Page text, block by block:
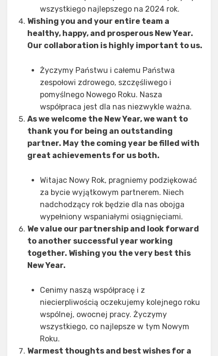
wszystkiego najlepszego na 2024 rok.
Wishing you and your entire team a
healthy, happy, and prosperous New Year.
Our collaboration is highly important to us.
Życzymy Państwu i całemu Państwa
zespołowi zdrowego, szczęśliwego i
pomyślnego Nowego Roku. Nasza
współpraca jest dla nas niezwykle ważna.
As we welcome the New Year, we want to
thank you for being an outstanding
partner. May the coming year be filled with
great achievements for us both.
Witajac Nowy Rok, pragniemy podziękować
za bycie wyjątkowym partnerem. Niech
nadchodzący rok będzie dla nas obojga
wypełniony wspaniałymi osiągnięciami.
We value our partnership and look forward
to another successful year working
together. Wishing you the very best this
New Year.
Cenimy naszą współpracę i z
niecierpliwością oczekujemy kolejnego roku
wspólnej, owocnej pracy. Życzymy
wszystkiego, co najlepsze w tym Nowym
Roku.
Warmest thoughts and best wishes for a